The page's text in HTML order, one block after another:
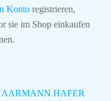
Konto registrieren,
sie im Shop einkaufen